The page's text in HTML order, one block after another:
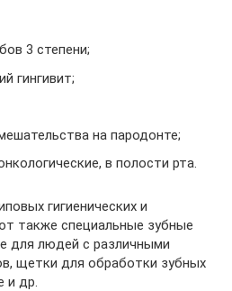
3 степени;
гингивит;
на пародонте;
в полости рта.
гигиенических и
также специальные зубные
для людей с различными
щетки для обработки зубных
и др.